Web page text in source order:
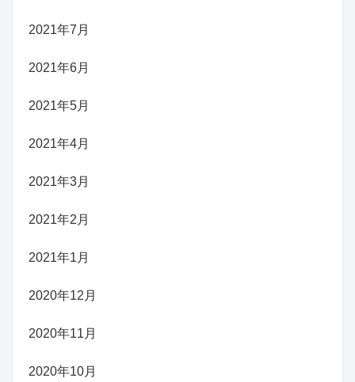
2021年7月
2021年6月
2021年5月
2021年4月
2021年3月
2021年2月
2021年1月
2020年12月
2020年11月
2020年10月